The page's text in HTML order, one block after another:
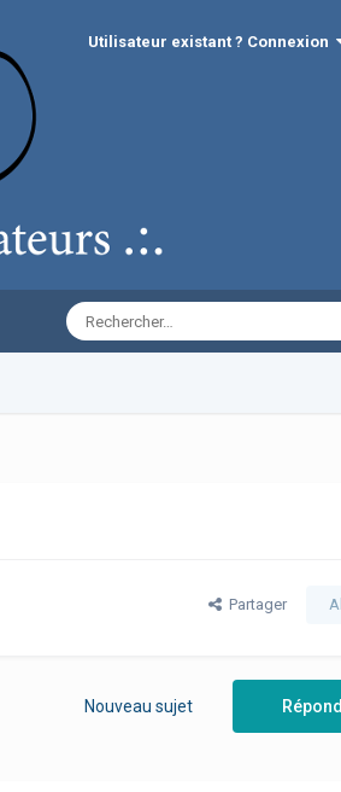
Utilisateur existant ? Connexion
Partager
Nouveau sujet